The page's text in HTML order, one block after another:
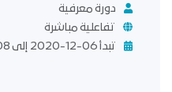
دورة معرفية
تفاعلية مباشرة
تبدأ 06-12-2020 إلى 08-12-2020 لمدة 24 ساعات